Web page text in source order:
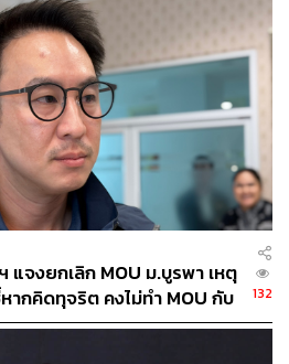
จงยกเลิก MOU ม.บูรพา เหตุ
ากคิดทุจริต คงไม่ทำ MOU กับ
132